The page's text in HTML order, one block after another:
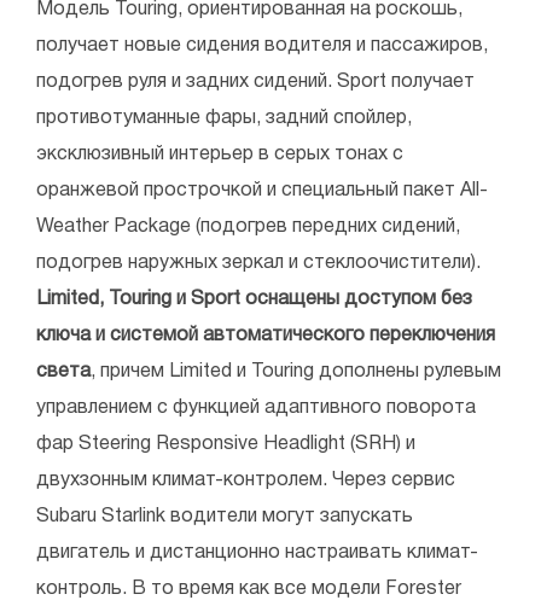
Модель Touring, ориентированная на роскошь,
получает новые сидения водителя и пассажиров,
подогрев руля и задних сидений. Sport получает
противотуманные фары, задний спойлер,
эксклюзивный интерьер в серых тонах с
оранжевой прострочкой и специальный пакет All-
Weather Package (подогрев передних сидений,
подогрев наружных зеркал и стеклоочистители).
Limited, Touring и Sport оснащены доступом без
ключа и системой автоматического переключения
света, причем Limited и Touring дополнены рулевым
управлением с функцией адаптивного поворота
фар Steering Responsive Headlight (SRH) и
двухзонным климат-контролем. Через сервис
Subaru Starlink водители могут запускать
двигатель и дистанционно настраивать климат-
контроль. В то время как все модели Forester